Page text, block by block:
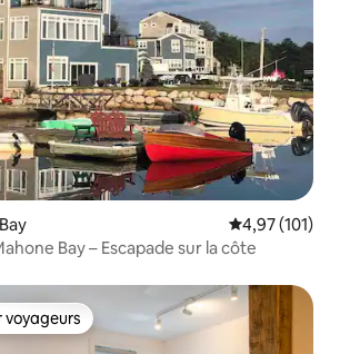
Note
4,97 (101)
Bay – Escapade sur la côte
parmi les plus aimés